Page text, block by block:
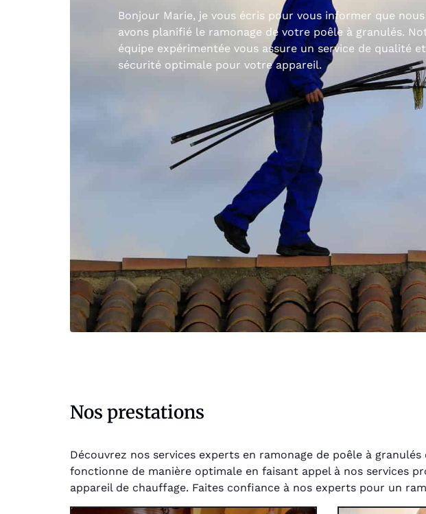
Bonjour Marie, je vous écris pour vous informer que nous
avons planifié le ramonage de votre poêle à granulés.
équipe expérimentée vous assure un service de qualité
sécurité optimale pour votre appareil.
Nos prestations
Découvrez nos services experts en ramonage de poêle à
fonctionne de manière optimale en faisant appel à nos services
appareil de chauffage. Faites confiance à nos experts pour un